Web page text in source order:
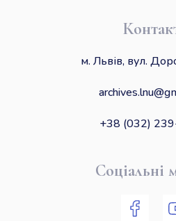
м. Львів, вул.
+38 (032)
Соціальні